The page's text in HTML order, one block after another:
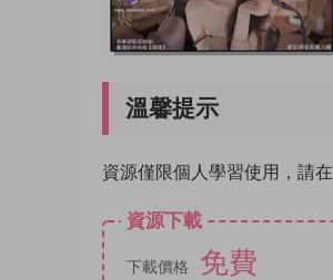
溫馨提示
資源僅限個人學習使用，請
資源下載
下載價格 免費